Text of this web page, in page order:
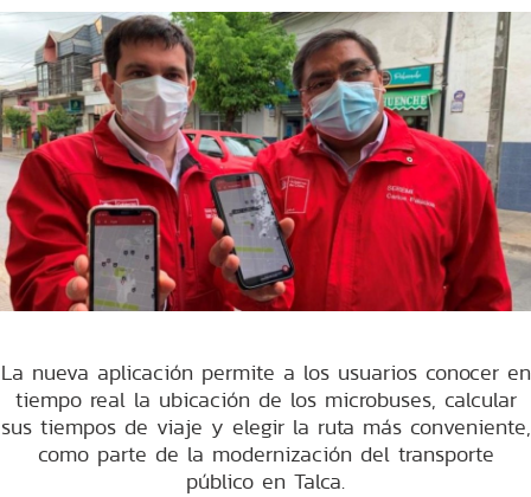
La nueva aplicación permite a los usuarios conocer en
tiempo real la ubicación de los microbuses, calcular
sus tiempos de viaje y elegir la ruta más conveniente,
como parte de la modernización del transporte
público en Talca.